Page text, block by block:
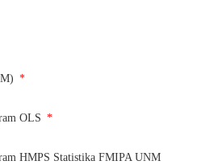
OLS
HMPS Statistika FMIPA UNM